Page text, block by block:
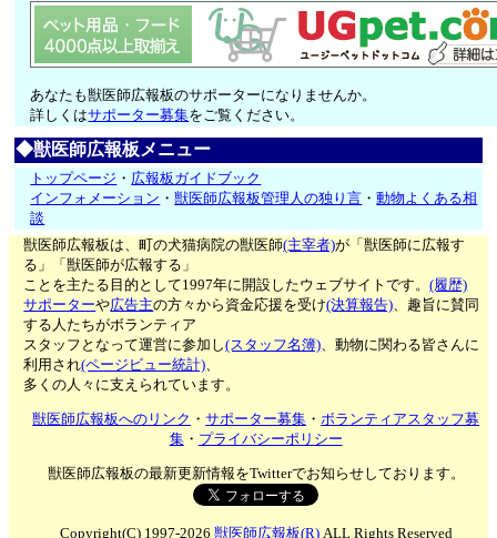
あなたも獣医師広報板のサポーターになりませんか。
詳しくはサポーター募集をご覧ください。
◆獣医師広報板メニュー
トップページ ・ 広報板ガイドブック
インフォメーション ・獣医師広報板管理人の独り言 ・動物よくある相
談
獣医師広報板は、町の犬猫病院の獣医師(主宰者)が「獣医師に広報す
る」「獣医師が広報する」
ことを主たる目的として1997年に開設したウェブサイトです。(履歴)
サポーターや広告主の方々から資金応援を受け(決算報告)、趣旨に賛同
する人たちがボランティア
スタッフとなって運営に参加し(スタッフ名簿)、動物に関わる皆さんに
利用され(ページビュー統計)、
多くの人々に支えられています。
獣医師広報板へのリンク ・サポーター募集 ・ボランティアスタッフ募
集・ プライバシーポリシー
獣医師広報板の最新更新情報をTwitterでお知らせしております。
Copyright(C) 1997-2026 獣医師広報板(R)ALL Rights Reserved